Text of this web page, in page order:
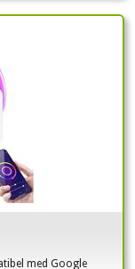
med Google